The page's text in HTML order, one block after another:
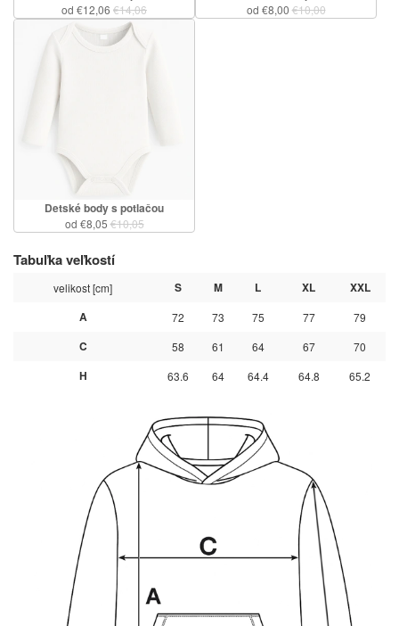
od €12,06 €14,06 od €8,00€10,00
Detské body s potlačou
od €8,05€10,05
Tabuľka veľkostí
velikost [cm] S M L XL
XXL
A
72 73 75 77 79
C 58 61 64 67 70
H 63.6 64 64.4 64.8 65.2